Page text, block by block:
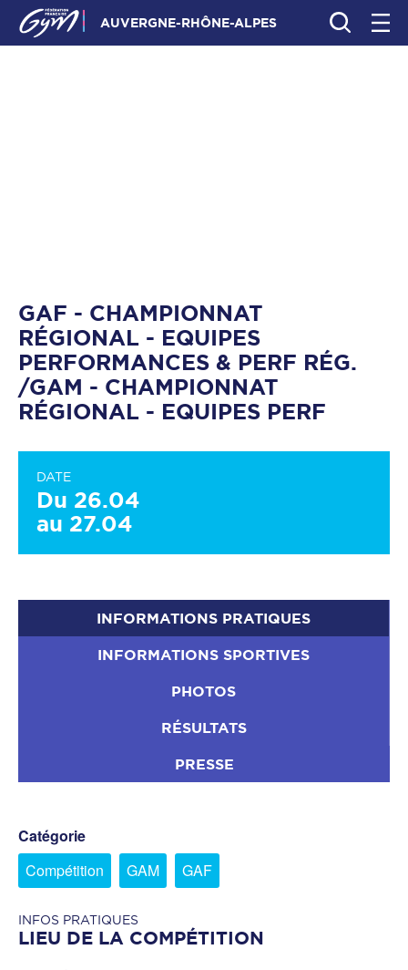
AUVERGNE-RHÔNE-ALPES
GAF - CHAMPIONNAT
RÉGIONAL - EQUIPES
PERFORMANCES & PERF RÉG.
/GAM - CHAMPIONNAT
RÉGIONAL - EQUIPES PERF
DATE
Du 26.04
au 27.04
INFORMATIONS PRATIQUES
INFORMATIONS SPORTIVES
PHOTOS
RÉSULTATS
PRESSE
Catégorie
Compétition
GAM GAF
INFOS PRATIQUES
LIEU DE LA COMPÉTITION